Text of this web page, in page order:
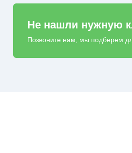
Не нашли нужную
Позвоните нам, мы подберем